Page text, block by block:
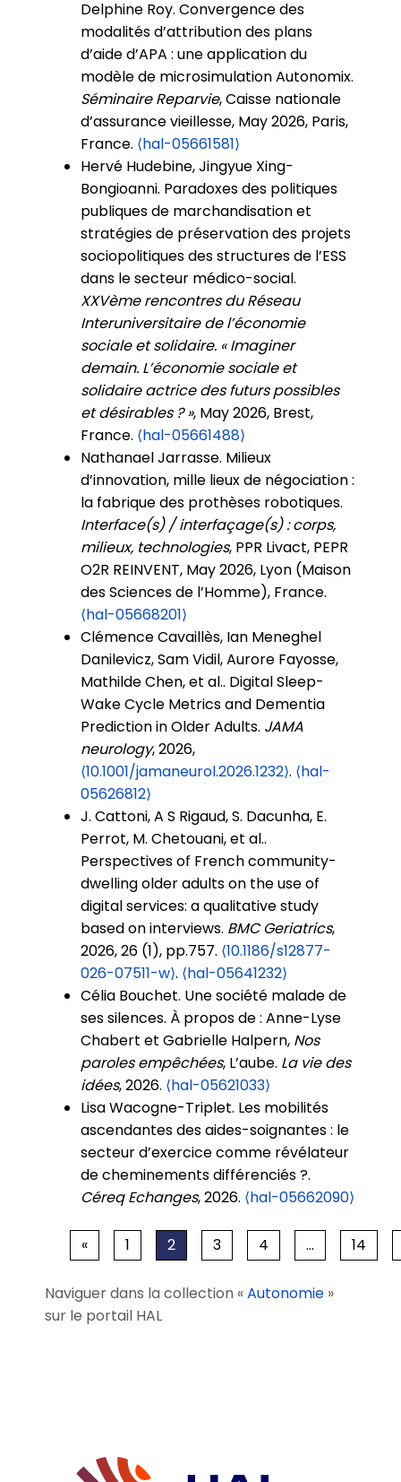
Delphine Roy. Convergence des
modalités d’attribution des plans
d’aide d’APA : une application du
modèle de microsimulation Autonomix.
Séminaire Reparvie, Caisse nationale
d’assurance vieillesse, May 2026, Paris,
France. ⟨hal-05661581⟩
Hervé Hudebine, Jingyue Xing-
Bongioanni. Paradoxes des politiques
publiques de marchandisation et
stratégies de préservation des projets
sociopolitiques des structures de l’ESS
dans le secteur médico-social.
XXVème rencontres du Réseau
Interuniversitaire de l’économie
sociale et solidaire. « Imaginer
demain. L’économie sociale et
solidaire actrice des futurs possibles
et désirables ? », May 2026, Brest,
France. ⟨hal-05661488⟩
Nathanael Jarrasse. Milieux
d’innovation, mille lieux de négociation :
la fabrique des prothèses robotiques.
Interface(s) / interfaçage(s) : corps,
milieux, technologies, PPR Livact, PEPR
O2R REINVENT, May 2026, Lyon (Maison
des Sciences de l’Homme), France.
⟨hal-05668201⟩
Clémence Cavaillès, Ian Meneghel
Danilevicz, Sam Vidil, Aurore Fayosse,
Mathilde Chen, et al.. Digital Sleep-
Wake Cycle Metrics and Dementia
Prediction in Older Adults. JAMA
neurology, 2026,
⟨10.1001/jamaneurol.2026.1232⟩. ⟨hal-
05626812⟩
J. Cattoni, A S Rigaud, S. Dacunha, E.
Perrot, M. Chetouani, et al..
Perspectives of French community-
dwelling older adults on the use of
digital services: a qualitative study
based on interviews. BMC Geriatrics,
2026, 26 (1), pp.757. ⟨10.1186/s12877-
026-07511-w⟩. ⟨hal-05641232⟩
Célia Bouchet. Une société malade de
ses silences. À propos de : Anne-Lyse
Chabert et Gabrielle Halpern, Nos
paroles empêchées, L’aube. La vie des
idées, 2026. ⟨hal-05621033⟩
Lisa Wacogne-Triplet. Les mobilités
ascendantes des aides-soignantes : le
secteur d’exercice comme révélateur
de cheminements différenciés ?.
Céreq Echanges, 2026. ⟨hal-05662090⟩
« 1 2 3 4 … 14
Naviguer dans la collection «Autonomie »
sur le portail HAL